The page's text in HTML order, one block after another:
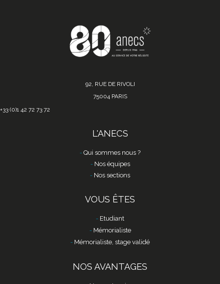
92, RUE DE RIVOLI
75004 PARIS
+33 (0)1 42 72 73 72
L'ANECS
Qui sommes nous ?
Nos équipes
Nos sections
VOUS ÊTES
Etudiant
Mémorialiste
Mémorialiste, stage validé
NOS AVANTAGES